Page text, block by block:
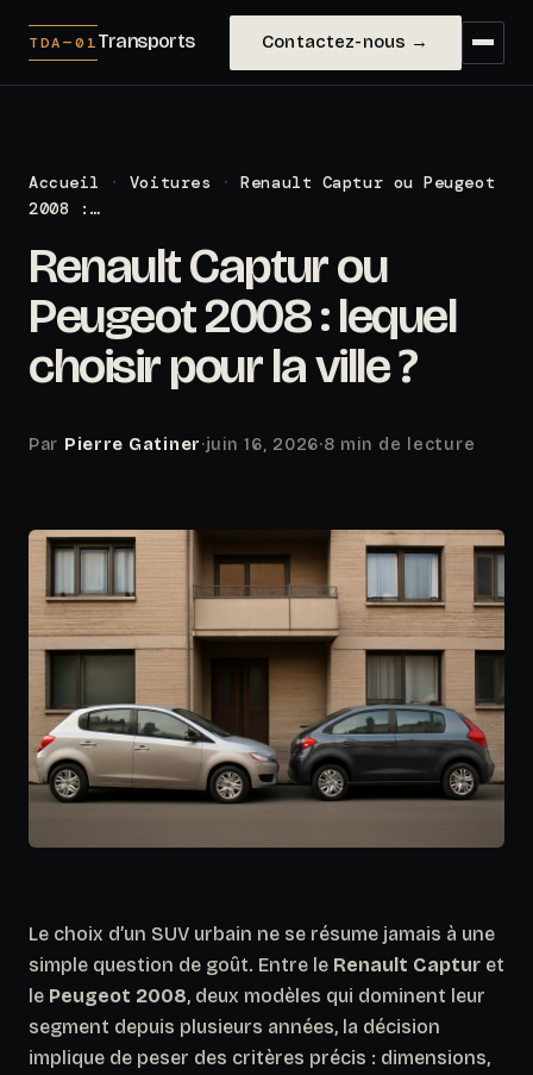
TDA—01Transports Contactez-nous →
Accueil · Voitures ·
Renault Captur ou Peugeot
2008 :…
Renault Captur ou
Peugeot 2008 : lequel
choisir pour la ville ?
Par Pierre Gatiner·juin 16, 2026·8 min de lecture
Le choix d’un SUV urbain ne se résume jamais à une
simple question de goût. Entre le Renault Captur et
le Peugeot 2008, deux modèles qui dominent leur
segment depuis plusieurs années, la décision
implique de peser des critères précis : dimensions,